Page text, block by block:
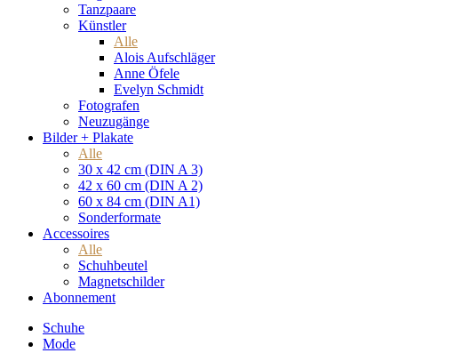
Tanzpaare
Künstler
Alle
Alois Aufschläger
Anne Öfele
Evelyn Schmidt
Fotografen
Neuzugänge
Bilder + Plakate
Alle
30 x 42 cm (DIN A 3)
42 x 60 cm (DIN A 2)
60 x 84 cm (DIN A1)
Sonderformate
Accessoires
Alle
Schuhbeutel
Magnetschilder
Abonnement
Schuhe
Mode